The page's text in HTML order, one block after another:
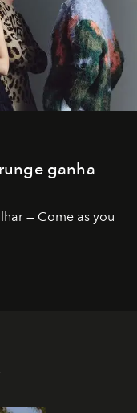
ganha
— Come as you